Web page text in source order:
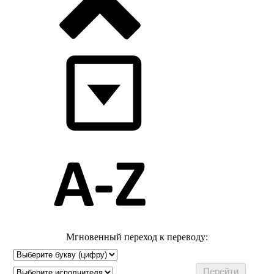
Мгновенный переход к переводу: